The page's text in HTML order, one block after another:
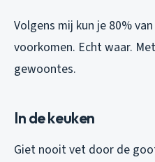
Volgens mij kun je 80%
voorkomen. Echt waar.
gewoontes.
In de keuken
Giet nooit vet door de